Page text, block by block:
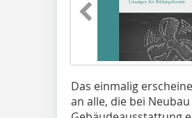
Das einmalig
an alle, die bei